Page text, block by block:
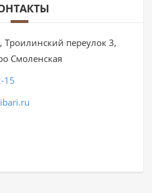
Троилинский переулок 3,
Смоленская
15